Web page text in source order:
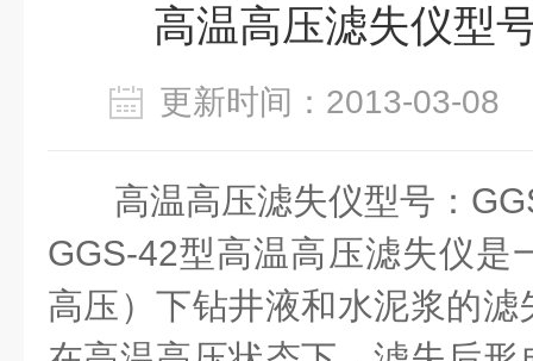
高温高压滤失仪型
更新时间：2013-03-
高温高压滤失仪型号：
GGS-42型高温高压滤失仪是
高压）下钻井液和水泥浆的